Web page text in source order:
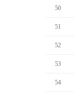
50
51
52
53
54